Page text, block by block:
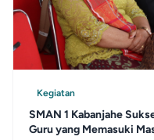
Kegiatan
SMAN 1 Kabanjahe
Guru yang Memasuki